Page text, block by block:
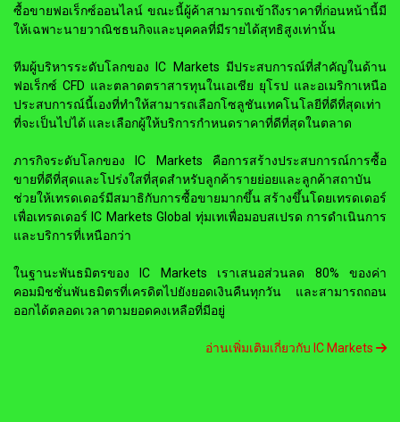
ซื้อขายฟอเร็กซ์ออนไลน์ ขณะนี้ผู้ค้าสามารถเข้าถึงราคาที่ก่อนหน้านี้มี
ให้เฉพาะนายวาณิชธนกิจและบุคคลที่มีรายได้สุทธิสูงเท่านั้น
ทีมผู้บริหารระดับโลกของ IC Markets มีประสบการณ์ที่สำคัญในด้าน
ฟอเร็กซ์ CFD และตลาดตราสารทุนในเอเชีย ยุโรป และอเมริกาเหนือ
ประสบการณ์นี้เองที่ทำให้สามารถเลือกโซลูชันเทคโนโลยีที่ดีที่สุดเท่า
ที่จะเป็นไปได้ และเลือกผู้ให้บริการกำหนดราคาที่ดีที่สุดในตลาด
ภารกิจระดับโลกของ IC Markets คือการสร้างประสบการณ์การซื้อ
ขายที่ดีที่สุดและโปร่งใสที่สุดสำหรับลูกค้ารายย่อยและลูกค้าสถาบัน
ช่วยให้เทรดเดอร์มีสมาธิกับการซื้อขายมากขึ้น สร้างขึ้นโดยเทรดเดอร์
เพื่อเทรดเดอร์ IC Markets Global ทุ่มเทเพื่อมอบสเปรด การดำเนินการ
และบริการที่เหนือกว่า
ในฐานะพันธมิตรของ IC Markets เราเสนอส่วนลด 80% ของค่า
คอมมิชชั่นพันธมิตรที่เครดิตไปยังยอดเงินคืนทุกวัน และสามารถถอน
ออกได้ตลอดเวลาตามยอดคงเหลือที่มีอยู่
อ่านเพิ่มเติมเกี่ยวกับ IC Markets